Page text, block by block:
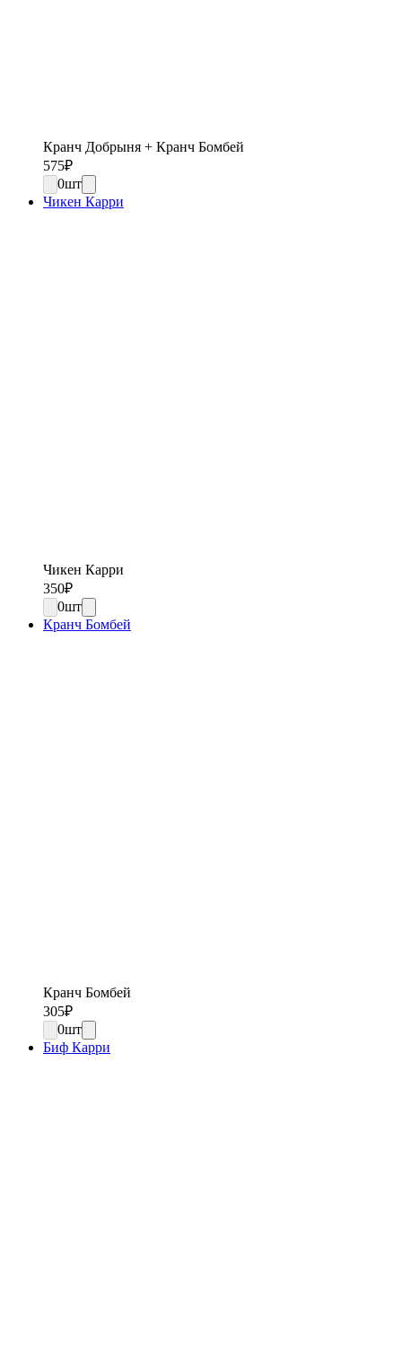
Кранч Добрыня + Кранч Бомбей
575₽
0шт
Чикен Карри
Чикен Карри
350₽
0шт
Кранч Бомбей
Кранч Бомбей
305₽
0шт
Биф Карри